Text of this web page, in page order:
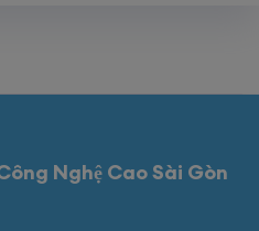
Nghệ Cao Sài Gòn